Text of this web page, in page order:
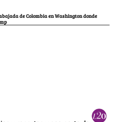
de Colombia en Washington donde